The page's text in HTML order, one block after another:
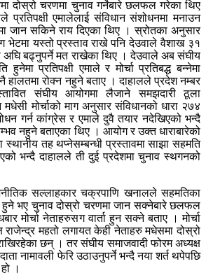
दोस्रो चरणमा चुनाव गर्नेबारे छलफल गरेका थिए
प्रतिपक्षी एमालेलाई संविधान संशोधनमा मनाउन
जान सकिने राय दिएका थिए । स्रोतका अनुसार
भेटमा यस्तो प्रस्ताव राखे पनि देउवाले वैशाख ३१
अघि बढ्नुपर्ने मत राखेका थिए । देउवाले अब संघीय
प्रतिपक्षी एमाले र मोर्चा प्रतिबद्ध बन्नेमा
हालतमा रोक्न नहुने बताए । दाहालले प्रदेश नम्बर
संघीय आयोगमा लैजाने समझदारी ठूला
मोर्चाको माग अनुसार संविधानको धारा २७४
गर्न कांग्रेस र एमाले दुवै तयार नदेखिएको भन्दै
नहुने बताएका थिए । आयोग र उक्त धाराबारेको
स्थानीय तह थप्नेसम्बन्धी प्रस्तावमा साझा सहमति
भन्दै दाहालले ती दुई प्रदेशमा चुनाव स्थगनको
सल्लाहकार चक्रपाणि खनालले सहमतिका
हुने भए चुनाव दोस्रो चरणमा जान सक्नेबारे छलफल
मोर्चा नेताहरुसग वार्ता हुन सक्ने बताए । मोर्चा
राजेन्द्र महतो लगायत केही नेताहरु मधेसमा दोस्रो
छन् । तर संघीय समाजवादी फोरम अध्यक्ष
नामावली फेरि उठाउनुपर्ने भन्दै नया शर्त थपेपछि
।